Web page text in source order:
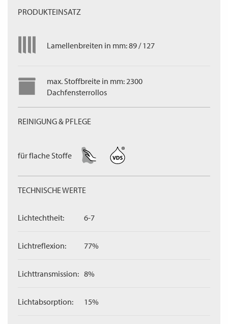
PRODUKTEINSATZ
Lamellenbreiten in mm: 89 / 127
max. Stoffbreite in mm: 2300
Dachfensterrollos
REINIGUNG & PFLEGE
für flache Stoffe
TECHNISCHE WERTE
Lichtechtheit: 6-7
Lichtreflexion: 77%
Lichttransmission: 8%
Lichtabsorption: 15%